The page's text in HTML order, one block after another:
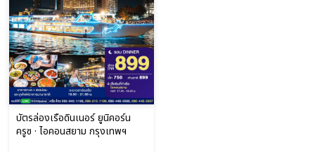
บัตรล่องเรือดินเนอร์ ยูนิคอร์น
ครูซ · ไอคอนสยาม กรุงเทพฯ